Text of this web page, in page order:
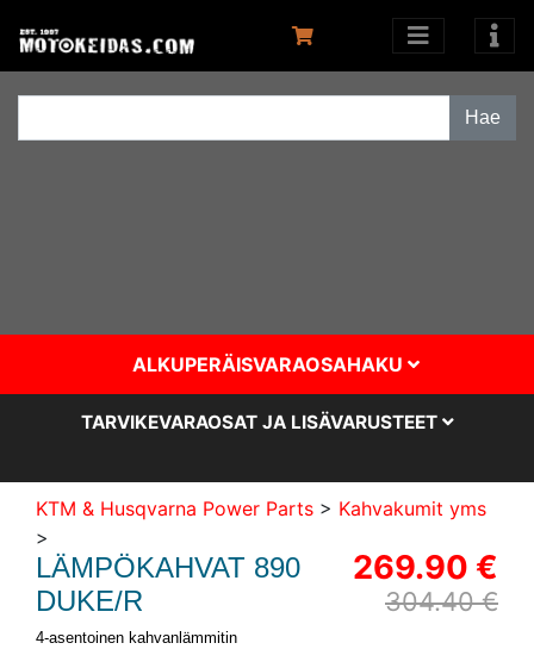
ALKUPERÄISVARAOSAHAKU
TARVIKEVARAOSAT JA LISÄVARUSTEET
KTM & Husqvarna Power Parts > Kahvakumit yms
>
269.90 €
304.40 €
LÄMPÖKAHVAT 890
DUKE/R
4-asentoinen kahvanlämmitin